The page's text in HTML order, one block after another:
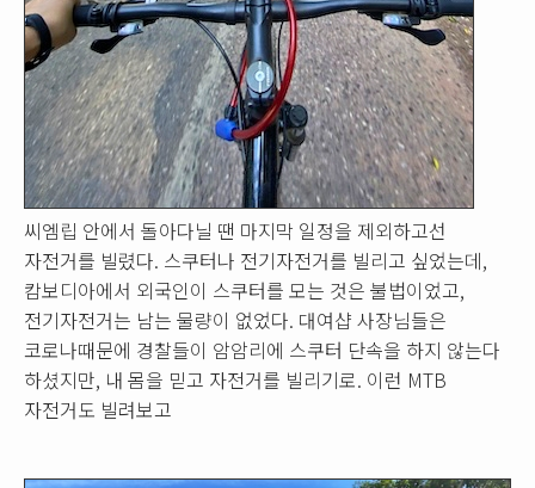
씨엠립 안에서 돌아다닐 땐 마지막 일정을 제외하고선
자전거를 빌렸다. 스쿠터나 전기자전거를 빌리고 싶었는데,
캄보디아에서 외국인이 스쿠터를 모는 것은 불법이었고,
전기자전거는 남는 물량이 없었다. 대여샵 사장님들은
코로나때문에 경찰들이 암암리에 스쿠터 단속을 하지 않는다
하셨지만, 내 몸을 믿고 자전거를 빌리기로. 이런 MTB
자전거도 빌려보고